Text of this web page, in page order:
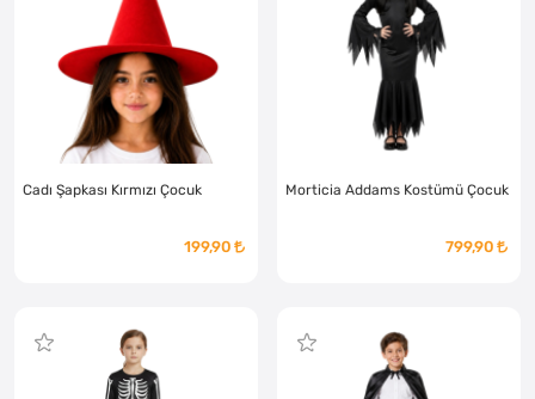
Cadı Şapkası Kırmızı Çocuk
199,90
Morticia Addams Kostümü Çocuk
799,90